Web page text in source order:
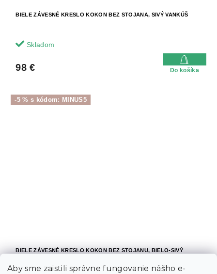
Aby sme zaistili správne fungovanie nášho e-
BIELE ZÁVESNÉ KRESLO KOKON BEZ STOJANA, SIVÝ VANKÚŠ
Skladom
98 € Do košíka
-5 % s kódom: MINUS5
BIELE ZÁVESNÉ KRESLO KOKON BEZ STOJANU, BIELO-SIVÝ